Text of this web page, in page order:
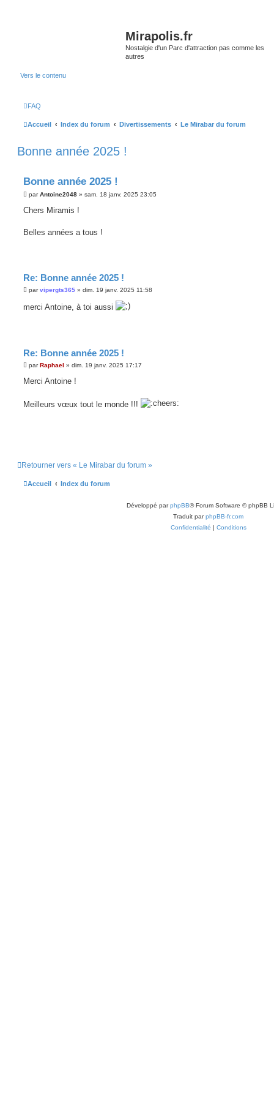
Mirapolis.fr
Nostalgie d'un Parc d'attraction pas comme les
autres
Vers le contenu
FAQ
Accueil Index du forum Divertissements Le Mirabar du forum
Bonne année 2025 !
Bonne année 2025 !
M
s
g
parAntoine2048 » sam. 18 janv. 2025 23:05
Chers Miramis !
Belles années a tous !
Re: Bonne année 2025 !
M
s
parvipergts365 » dim. 19 janv. 2025 11:58
merci Antoine, à toi aussi
Re: Bonne année 2025 !
M
s
g
e
parRaphael » dim. 19 janv. 2025 17:17
Merci Antoine !
Meilleurs vœux tout le monde !!!
Retourner vers « Le Mirabar du forum »
Accueil Index du forum
Développé parphpBB® Forum Software © phpBB
Traduit parphpBB-fr.com
Confidentialité | Conditions